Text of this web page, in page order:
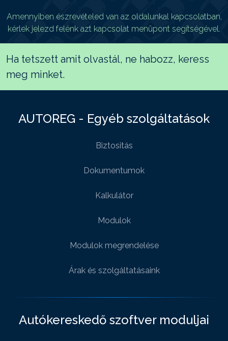
Amennyiben észrevételed van az oldalunkal kapcsolatban,
kérlek jelezd felénk azt kapcsolat menüpont segítségével.
Ha tetszett amit olvastál, ne habozz, keress
meg minket.
AUTOREG - Egyéb szolgáltatások
Biztositás
Dokumentumok
Kalkulátor
Modulok
Modulok megrendelése
Árak és szolgáltatásaink
Autókereskedő szoftver moduljai